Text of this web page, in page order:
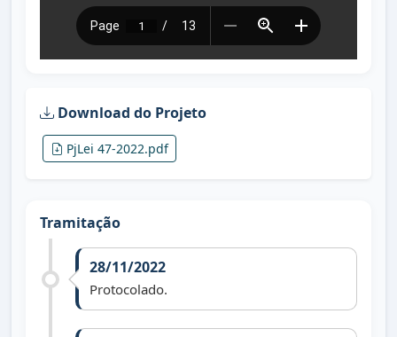
Download do Projeto
PjLei 47-2022.pdf
Tramitação
28/11/2022
Protocolado.